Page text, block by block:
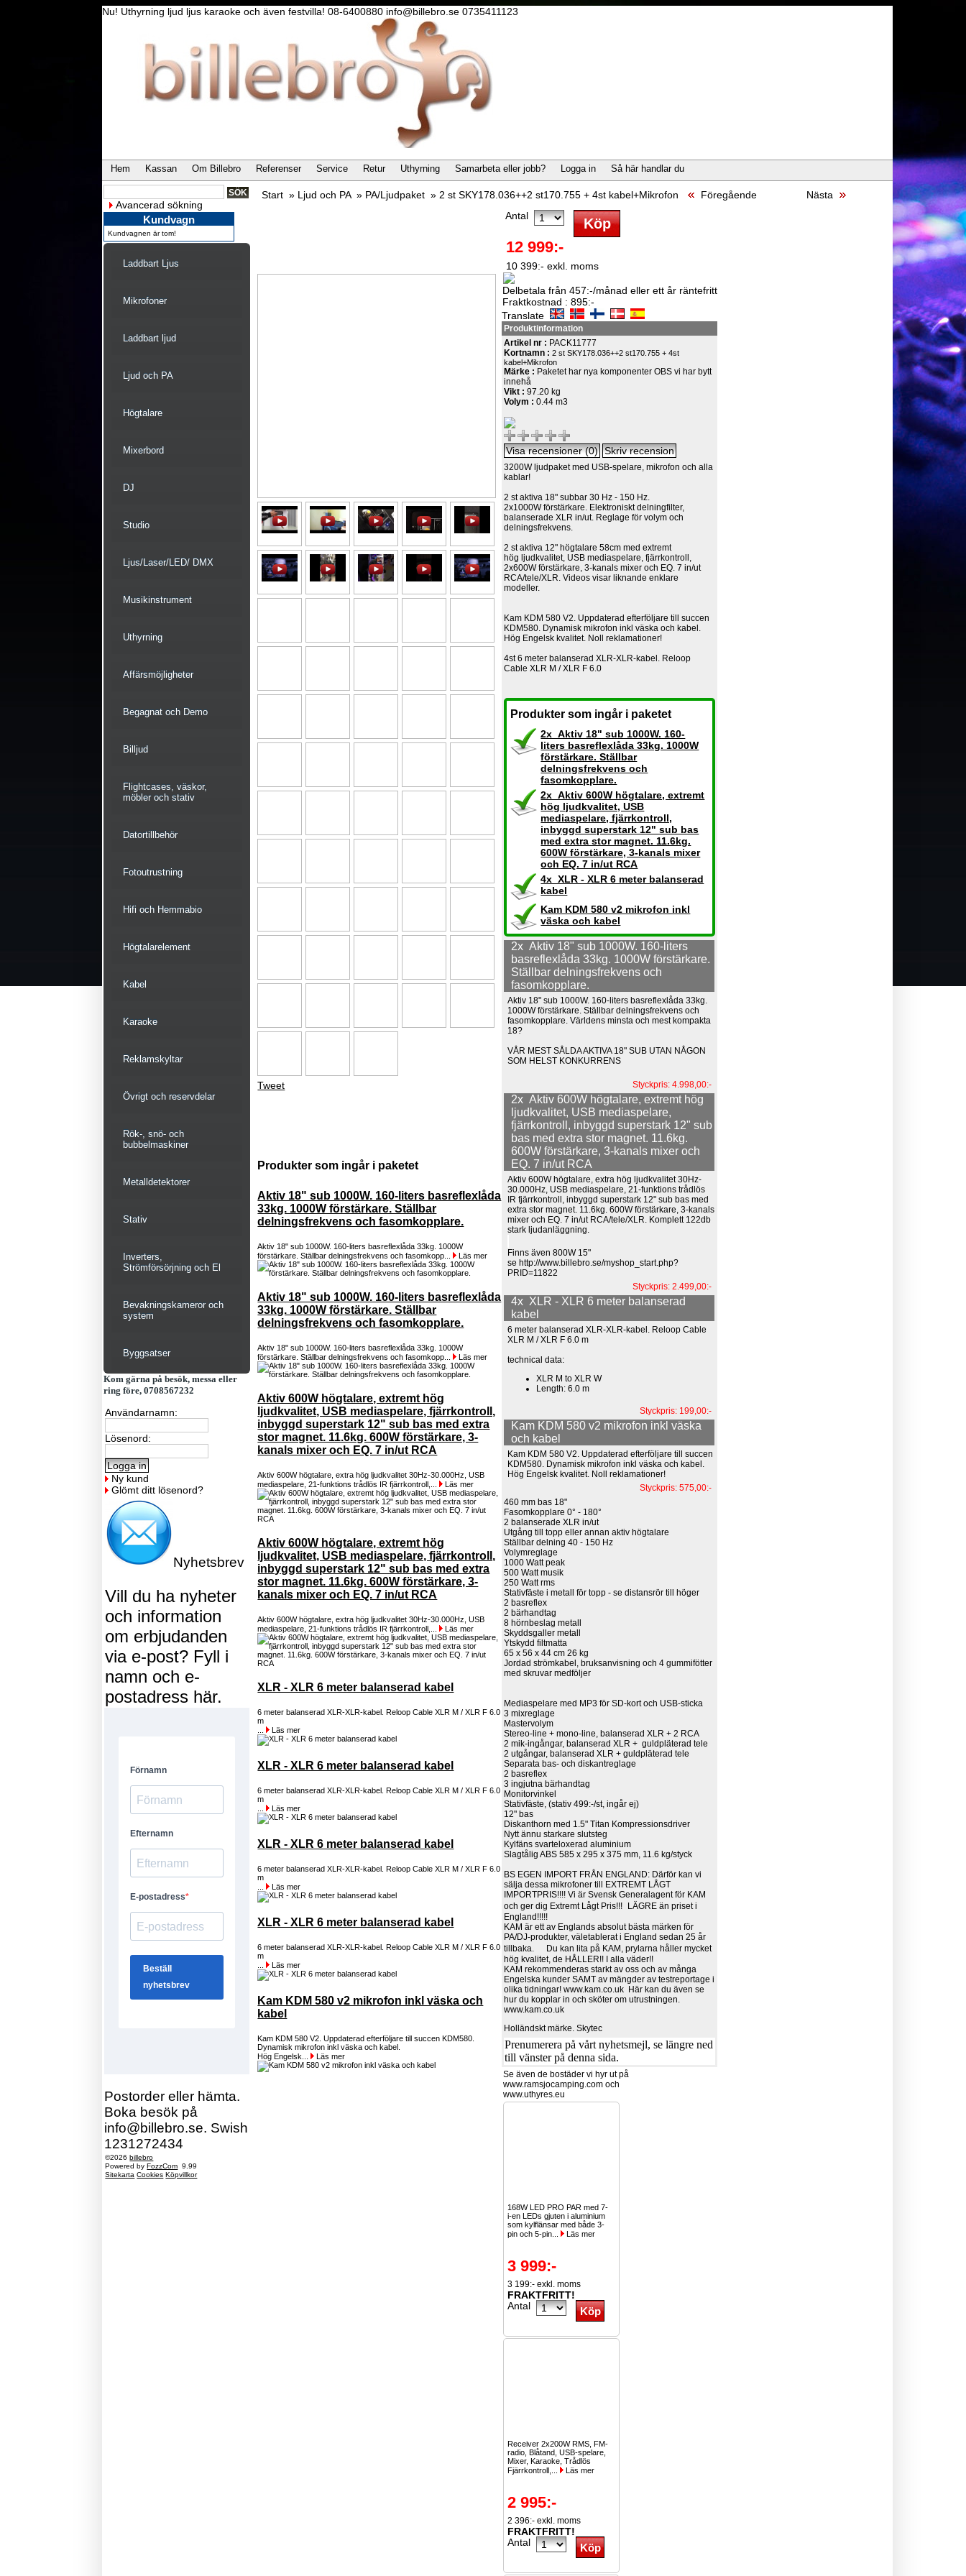
Nu! Uthyrning ljud ljus karaoke och även festvilla! 08-6400880 info@billebro.se 0735411123
Hem Kassan Om Billebro Referenser Service Retur Uthyrning Samarbeta eller jobb? Logga in Så här handlar du
Avancerad sökning
Kundvagn
Kundvagnen är tom!
Laddbart Ljus
Mikrofoner
Laddbart ljud
Ljud och PA
Högtalare
Mixerbord
DJ
Studio
Ljus/Laser/LED/ DMX
Musikinstrument
Uthyrning
Affärsmöjligheter
Begagnat och Demo
Billjud
Flightcases, väskor,
möbler och stativ
Datortillbehör
Fotoutrustning
Hifi och Hemmabio
Högtalarelement
Kabel
Karaoke
Reklamskyltar
Övrigt och reservdelar
Rök-, snö- och
bubbelmaskiner
Metalldetektorer
Stativ
Inverters,
Strömförsörjning och El
Bevakningskameror och
system
Byggsatser
Kom gärna på besök, messa eller
ring före, 0708567232
Användarnamn:
Lösenord:
Ny kund
Glömt ditt lösenord?
Nyhetsbrev
Vill du ha nyheter
och information
om erbjudanden
via e-post? Fyll i
namn och e-
postadress här.
Postorder eller hämta.
Boka besök på
info@billebro.se. Swish
1231272434
©2026billebro
Powered byFozzCom 9.99
Sitekarta Cookies Köpvillkor
Start » Ljud och PA» PA/Ljudpaket » 2 st SKY178.036++2 st170.755 + 4st kabel+Mikrofon Föregående Nästa
Tweet
Produkter som ingår i paketet
Aktiv 18" sub 1000W. 160-liters basreflexlåda
33kg. 1000W förstärkare. Ställbar
delningsfrekvens och fasomkopplare.
Aktiv 18" sub 1000W. 160-liters basreflexlåda 33kg. 1000W
förstärkare. Ställbar delningsfrekvens och fasomkopp...
Läs mer
Aktiv 18" sub 1000W. 160-liters basreflexlåda
33kg. 1000W förstärkare. Ställbar
delningsfrekvens och fasomkopplare.
Aktiv 18" sub 1000W. 160-liters basreflexlåda 33kg. 1000W
förstärkare. Ställbar delningsfrekvens och fasomkopp...
Läs mer
Aktiv 600W högtalare, extremt hög
ljudkvalitet, USB mediaspelare, fjärrkontroll,
inbyggd superstark 12" sub bas med extra
stor magnet. 11.6kg. 600W förstärkare, 3-
kanals mixer och EQ. 7 in/ut RCA
Aktiv 600W högtalare, extra hög ljudkvalitet 30Hz-30.000Hz, USB
mediaspelare, 21-funktions trådlös IR fjärrkontroll,...
Läs mer
Aktiv 600W högtalare, extremt hög
ljudkvalitet, USB mediaspelare, fjärrkontroll,
inbyggd superstark 12" sub bas med extra
stor magnet. 11.6kg. 600W förstärkare, 3-
kanals mixer och EQ. 7 in/ut RCA
Aktiv 600W högtalare, extra hög ljudkvalitet 30Hz-30.000Hz, USB
mediaspelare, 21-funktions trådlös IR fjärrkontroll,...
Läs mer
XLR - XLR 6 meter balanserad kabel
6 meter balanserad XLR-XLR-kabel. Reloop Cable XLR M / XLR F 6.0
m
Läs mer
XLR - XLR 6 meter balanserad kabel
6 meter balanserad XLR-XLR-kabel. Reloop Cable XLR M / XLR F 6.0
m
Läs mer
XLR - XLR 6 meter balanserad kabel
6 meter balanserad XLR-XLR-kabel. Reloop Cable XLR M / XLR F 6.0
m
Läs mer
XLR - XLR 6 meter balanserad kabel
6 meter balanserad XLR-XLR-kabel. Reloop Cable XLR M / XLR F 6.0
m
Läs mer
Kam KDM 580 v2 mikrofon inkl väska och
kabel
Kam KDM 580 V2. Uppdaterad efterföljare till succen KDM580.
Dynamisk mikrofon inkl väska och kabel.
Hög Engelsk...
Läs mer
Antal
12 999:-
10 399:- exkl. moms
Delbetala från 457:-/månad eller ett år räntefritt
Fraktkostnad : 895:-
Translate
Produktinformation
Artikel nr : PACK11777
Kortnamn :2 st SKY178.036++2 st170.755 + 4st
kabel+Mikrofon
Märke : Paketet har nya komponenter OBS vi har bytt
innehå
Vikt :97.20 kg
Volym :0.44 m3
3200W ljudpaket med USB-spelare, mikrofon och alla
kablar!
2 st aktiva 18" subbar 30 Hz - 150 Hz.
2x1000W förstärkare. Elektroniskt delningfilter,
balanserade XLR in/ut. Reglage för volym och
delningsfrekvens.
2 st aktiva 12" högtalare 58cm med extremt
hög ljudkvalitet, USB mediaspelare, fjärrkontroll,
2x600W förstärkare, 3-kanals mixer och EQ. 7 in/ut
RCA/tele/XLR. Videos visar liknande enklare
modeller.
Kam KDM 580 V2. Uppdaterad efterföljare till succen
KDM580. Dynamisk mikrofon inkl väska och kabel.
Hög Engelsk kvalitet. Noll reklamationer!
4st 6 meter balanserad XLR-XLR-kabel. Reloop
Cable XLR M / XLR F 6.0
Produkter som ingår i paketet
2x Aktiv 18" sub 1000W. 160-
liters basreflexlåda 33kg. 1000W
förstärkare. Ställbar
delningsfrekvens och
fasomkopplare.
2x Aktiv 600W högtalare, extremt
hög ljudkvalitet, USB
mediaspelare, fjärrkontroll,
inbyggd superstark 12" sub bas
med extra stor magnet. 11.6kg.
600W förstärkare, 3-kanals mixer
och EQ. 7 in/ut RCA
4x XLR - XLR 6 meter balanserad
kabel
Kam KDM 580 v2 mikrofon inkl
väska och kabel
2x Aktiv 18" sub 1000W. 160-liters
basreflexlåda 33kg. 1000W förstärkare.
Ställbar delningsfrekvens och
fasomkopplare.
Aktiv 18" sub 1000W. 160-liters basreflexlåda 33kg.
1000W förstärkare. Ställbar delningsfrekvens och
fasomkopplare. Världens minsta och mest kompakta
18?
VÅR MEST SÅLDA AKTIVA 18" SUB UTAN NÅGON
SOM HELST KONKURRENS
Styckpris: 4.998,00:-
2x Aktiv 600W högtalare, extremt hög
ljudkvalitet, USB mediaspelare,
fjärrkontroll, inbyggd superstark 12" sub
bas med extra stor magnet. 11.6kg.
600W förstärkare, 3-kanals mixer och
EQ. 7 in/ut RCA
Aktiv 600W högtalare, extra hög ljudkvalitet 30Hz-
30.000Hz, USB mediaspelare, 21-funktions trådlös
IR fjärrkontroll, inbyggd superstark 12" sub bas med
extra stor magnet. 11.6kg. 600W förstärkare, 3-kanals
mixer och EQ. 7 in/ut RCA/tele/XLR. Komplett 122db
stark ljudanläggning.
Finns även 800W 15"
se http://www.billebro.se/myshop_start.php?
PRID=11822
Styckpris: 2.499,00:-
4x XLR - XLR 6 meter balanserad
kabel
6 meter balanserad XLR-XLR-kabel. Reloop Cable
XLR M / XLR F 6.0 m
technical data:
XLR M to XLR W
Length: 6.0 m
Styckpris: 199,00:-
Kam KDM 580 v2 mikrofon inkl väska
och kabel
Kam KDM 580 V2. Uppdaterad efterföljare till succen
KDM580. Dynamisk mikrofon inkl väska och kabel.
Hög Engelsk kvalitet. Noll reklamationer!
Styckpris: 575,00:-
460 mm bas 18"
Fasomkopplare 0° - 180°
2 balanserade XLR in/ut
Utgång till topp eller annan aktiv högtalare
Ställbar delning 40 - 150 Hz
Volymreglage
1000 Watt peak
500 Watt musik
250 Watt rms
Stativfäste i metall för topp - se distansrör till höger
2 basreflex
2 bärhandtag
8 hörnbeslag metall
Skyddsgaller metall
Ytskydd filtmatta
65 x 56 x 44 cm 26 kg
Jordad strömkabel, bruksanvisning och 4 gummifötter
med skruvar medföljer
Mediaspelare med MP3 för SD-kort och USB-sticka
3 mixreglage
Mastervolym
Stereo-line + mono-line, balanserad XLR + 2 RCA
2 mik-ingångar, balanserad XLR + guldpläterad tele
2 utgångar, balanserad XLR + guldpläterad tele
Separata bas- och diskantreglage
2 basreflex
3 ingjutna bärhandtag
Monitorvinkel
Stativfäste, (stativ 499:-/st, ingår ej)
12" bas
Diskanthorn med 1.5" Titan Kompressionsdriver
Nytt ännu starkare slutsteg
Kylfäns svarteloxerad aluminium
Slagtålig ABS 585 x 295 x 375 mm, 11.6 kg/styck
BS EGEN IMPORT FRÅN ENGLAND: Därför kan vi
sälja dessa mikrofoner till EXTREMT LÅGT
IMPORTPRIS!!!! Vi är Svensk Generalagent för KAM
och ger dig Extremt Lågt Pris!!! LÄGRE än priset i
England!!!!!
KAM är ett av Englands absolut bästa märken för
PA/DJ-produkter, väletablerat i England sedan 25 år
tillbaka. Du kan lita på KAM, prylarna håller mycket
hög kvalitet, de HÅLLER!! I alla väder!!
KAM rekommenderas starkt av oss och av många
Engelska kunder SAMT av mängder av testreportage i
olika tidningar! www.kam.co.uk Här kan du även se
hur du kopplar in och sköter om utrustningen.
www.kam.co.uk
Holländskt märke. Skytec
Prenumerera på vårt nyhetsmejl, se längre ned
till vänster på denna sida.
Se även de bostäder vi hyr ut på
www.ramsjocamping.com och
www.uthyres.eu
168W LED PRO PAR med 7-
i-en LEDs gjuten i aluminium
som kylflänsar med både 3-
pin och 5-pin...
Läs mer
3 999:-
3 199:- exkl. moms
FRAKTFRITT!
Antal
Receiver 2x200W RMS, FM-
radio, Blåtand, USB-spelare,
Mixer, Karaoke, Trådlös
Fjärrkontroll,...
Läs mer
2 995:-
2 396:- exkl. moms
FRAKTFRITT!
Antal